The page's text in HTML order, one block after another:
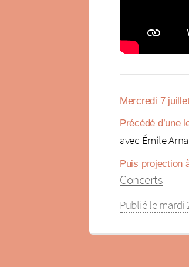
Mercredi 7
Précédé d’une
avec Émile
Puis projection
Concerts
Publié le mardi